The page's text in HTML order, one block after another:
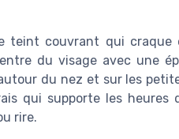
teint couvrant qui
du visage avec une
du nez et sur les
qui supporte les heures
rire.